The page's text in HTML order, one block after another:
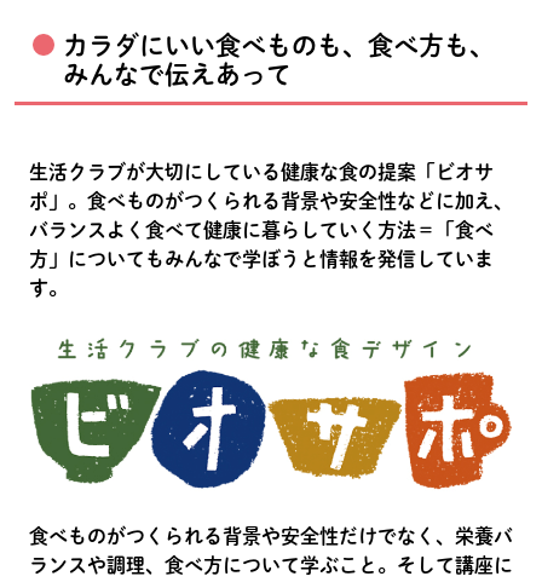
カラダにいい食べものも、食べ方も、
みんなで伝えあって
生活クラブが大切にしている健康な食の提案「ビオサ
ポ」。食べものがつくられる背景や安全性などに加え、
バランスよく食べて健康に暮らしていく方法＝「食べ
方」についてもみんなで学ぼうと情報を発信していま
す。
食べものがつくられる背景や安全性だけでなく、栄養バ
ランスや調理、食べ方について学ぶこと。そして講座に